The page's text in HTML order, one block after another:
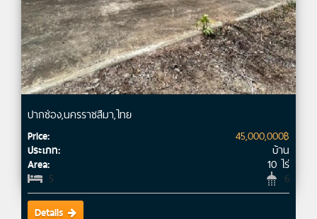
ปากช่อง,นครราชสีมา,ไทย
Price: 45,000,000฿
ประเภท: บ้าน
Area:
10 ไร่
6
5
Details